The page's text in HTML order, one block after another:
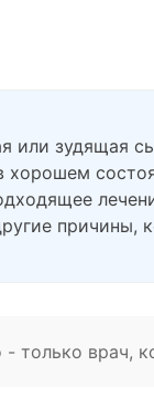
зудящая
причины,
только врач,